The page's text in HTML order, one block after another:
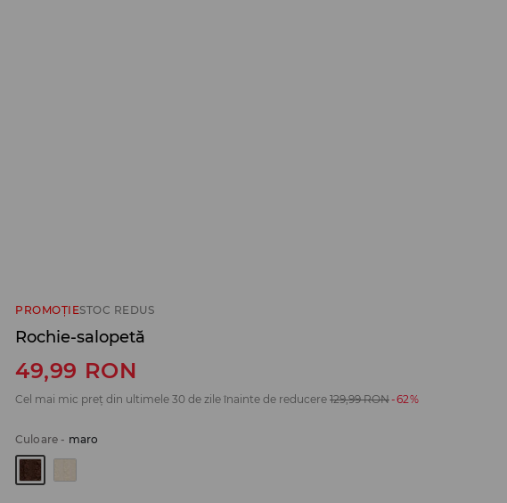
PROMOȚIESTOC REDUS
Rochie-salopetă
49,99 RON
Cel mai mic preț din ultimele 30 de zile înainte de reducere 129,99 RON-62%
Culoare - maro